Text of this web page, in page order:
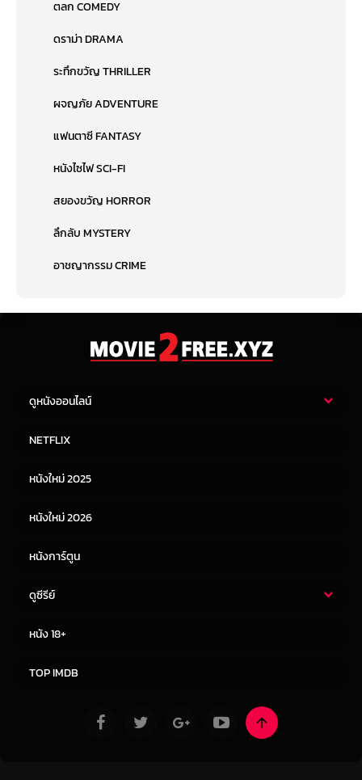
ตลก COMEDY
ดราม่า DRAMA
ระทึกขวัญ THRILLER
ผจญภัย ADVENTURE
แฟนตาซี FANTASY
หนังไซไฟ SCI-FI
สยองขวัญ HORROR
ลึกลับ MYSTERY
อาชญากรรม CRIME
ดูหนังออนไลน์
หนังจีน
NETFLIX
หนังใหม่ 2025
หนังใหม่ 2026
หนังการ์ตูน
ดูซีรีย์
หนัง 18+
TOP IMDB